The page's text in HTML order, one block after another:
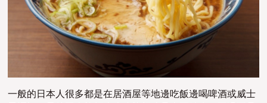
一般的日本人很多都是在居酒屋等地邊吃飯邊喝啤酒或威士